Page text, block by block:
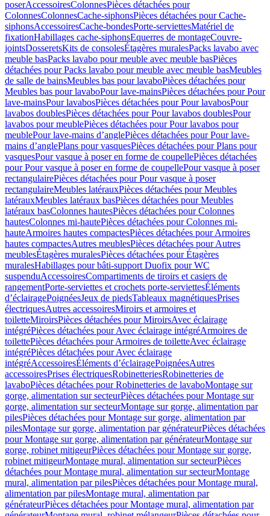
poserAccessoiresColonnesPièces détachées pour
ColonnesColonnesCache-siphonsPièces détachées pour Cache-
siphonsAccessoiresCache-bondesPorte-serviettesMatériel de
fixationHabillages cache-siphonsEquerres de montageCouvre-
jointsDosseretsKits de consolesÉtagères muralesPacks lavabo avec
meuble basPacks lavabo pour meuble avec meuble basPièces
détachées pour Packs lavabo pour meuble avec meuble basMeubles
de salle de bainsMeubles bas pour lavaboPièces détachées pour
Meubles bas pour lavaboPour lave-mainsPièces détachées pour Pour
lave-mainsPour lavabosPièces détachées pour Pour lavabosPour
lavabos doublesPièces détachées pour Pour lavabos doublesPour
lavabos pour meublePièces détachées pour Pour lavabos pour
meublePour lave-mains d’anglePièces détachées pour Pour lave-
mains d’anglePlans pour vasquesPièces détachées pour Plans pour
vasquesPour vasque à poser en forme de coupellePièces détachées
pour Pour vasque à poser en forme de coupellePour vasque à poser
rectangulairePièces détachées pour Pour vasque à poser
rectangulaireMeubles latérauxPièces détachées pour Meubles
latérauxMeubles latéraux basPièces détachées pour Meubles
latéraux basColonnes hautesPièces détachées pour Colonnes
hautesColonnes mi-hautePièces détachées pour Colonnes mi-
hauteArmoires hautes compactesPièces détachées pour Armoires
hautes compactesAutres meublesPièces détachées pour Autres
meublesÉtagères muralesPièces détachées pour Étagères
muralesHabillages pour bâti-support Duofix pour WC
suspenduAccessoiresCompartiments de tiroirs et casiers de
rangementPorte-serviettes et crochets porte-serviettesÉléments
d’éclairagePoignéesJeux de piedsTableaux magnétiquesPrises
électriquesAutres accessoiresMiroirs et armoires et
toiletteMiroirsPièces détachées pour MiroirsAvec éclairage
intégréPièces détachées pour Avec éclairage intégréArmoires de
toilettePièces détachées pour Armoires de toiletteAvec éclairage
intégréPièces détachées pour Avec éclairage
intégréAccessoiresÉléments d’éclairagePoignéesAutres
accessoiresPrises électriquesRobinetteriesRobinetteries de
lavaboPièces détachées pour Robinetteries de lavaboMontage sur
gorge, alimentation sur secteurPièces détachées pour Montage sur
gorge, alimentation sur secteurMontage sur gorge, alimentation par
pilesPièces détachées pour Montage sur gorge, alimentation par
pilesMontage sur gorge, alimentation par générateurPièces détachées
pour Montage sur gorge, alimentation par générateurMontage sur
gorge, robinet mitigeurPièces détachées pour Montage sur gorge,
robinet mitigeurMontage mural, alimentation sur secteurPièces
détachées pour Montage mural, alimentation sur secteurMontage
mural, alimentation par pilesPièces détachées pour Montage mural,
alimentation par pilesMontage mural, alimentation par
générateurPièces détachées pour Montage mural, alimentation par